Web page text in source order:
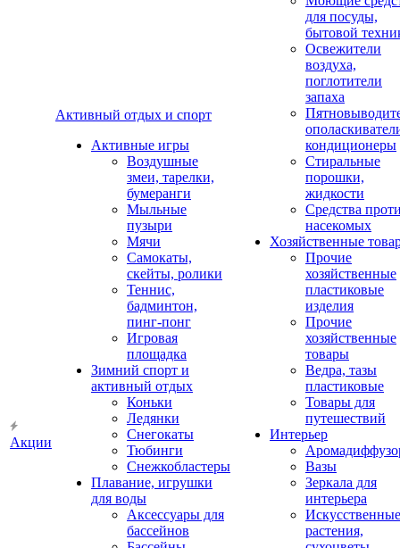
Акции
Активный отдых и спорт
Активные игры
Воздушные
змеи, тарелки,
бумеранги
Мыльные
пузыри
Мячи
Самокаты,
скейты, ролики
Теннис,
бадминтон,
пинг-понг
Игровая
площадка
Зимний спорт и
активный отдых
Коньки
Ледянки
Снегокаты
Тюбинги
Снежкобластеры
Плавание, игрушки
для воды
Аксессуары для
бассейнов
для посуды,
бытовой
Освежители
воздуха,
поглотители
запаха
кондиционеры
Стиральные
порошки,
жидкости
Средства
насекомых
Хозяйственные
Прочие
хозяйственные
пластиковые
изделия
Прочие
хозяйственные
товары
Ведра, тазы
пластиковые
Товары для
путешествий
Интерьер
Вазы
Зеркала для
интерьера
Искусственные
растения,